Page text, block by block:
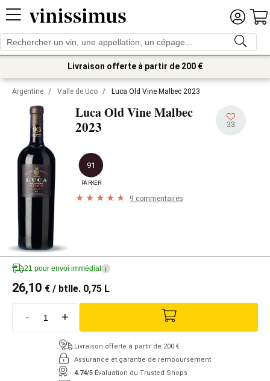
Livraison offerte à partir de 200 €
Argentine / Valle de Uco / Luca Old Vine Malbec 2023
Luca Old Vine Malbec
2023 33
91
PARKER
9 commentaires
21 pour envoi immédiat i
26,10 € / btlle. 0,75 L
- +
Livraison offerte à partir de 200 €
Assurance et garantie de remboursement
4.74/5 Évaluation du Trusted Shops